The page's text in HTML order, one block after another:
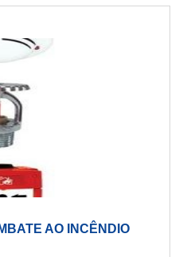
AO INCÊNDIO